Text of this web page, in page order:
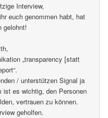
Interview,
euch genommen habt, hat
gelohnt!
„transparency [statt
/ unterstützen Signal ja
ist es wichtig, den Personen
vertrauen zu können.
geholfen.